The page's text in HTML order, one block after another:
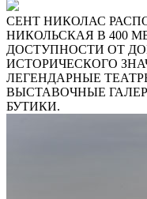
СЕНТ НИКОЛАС
НИКОЛЬСКАЯ В 400
ДОСТУПНОСТИ ОТ
ИСТОРИЧЕСКОГО
ЛЕГЕНДАРНЫЕ
ВЫСТАВОЧНЫЕ
БУТИКИ.